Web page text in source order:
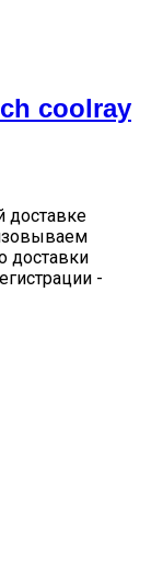
coolray
доставке
доставки
-